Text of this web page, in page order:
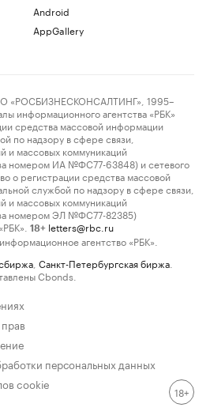
Android
AppGallery
«РОСБИЗНЕСКОНСАЛТИНГ», 1995–
информационного агентства «РБК»
средства массовой информации
по надзору в сфере связи,
и массовых коммуникаций
номером ИА №ФС77-63848) и сетевого
о регистрации средства массовой
службой по надзору в сфере связи,
и массовых коммуникаций
номером ЭЛ №ФС77-82385)
18+ letters@rbc.ru
агентство «РБК».
Санкт-Петербургская биржа
Cbonds.
персональных данных
cookie
18+